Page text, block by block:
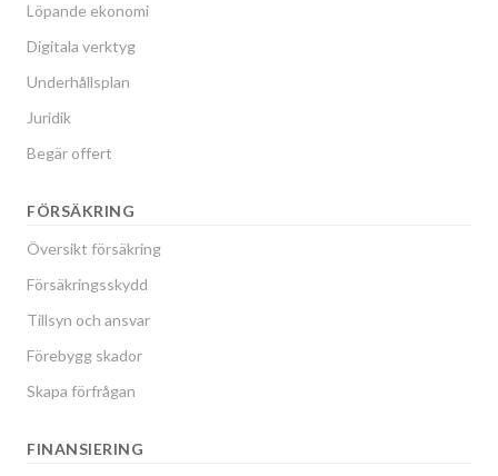
Löpande ekonomi
Digitala verktyg
Underhållsplan
Juridik
Begär offert
FÖRSÄKRING
Översikt försäkring
Försäkringsskydd
Tillsyn och ansvar
Förebygg skador
Skapa förfrågan
FINANSIERING